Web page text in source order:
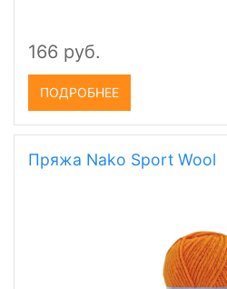
166 руб.
ПОДРОБНЕЕ
Пряжа Nako Sport Wool